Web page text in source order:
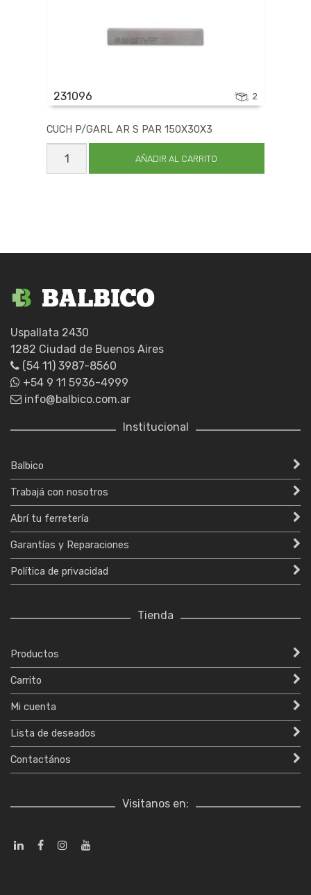
231096 2
CUCH P/GARL AR S PAR 150X30X3
CUCH
P/GARL
AR
AÑADIR AL CARRITO
Uspallata 2430
1282 Ciudad de Buenos Aires
(54 11) 3987-8560
+54 9 11 5936-4999
info@balbico.com.ar
Institucional
Balbico
Trabajá con nosotros
Abrí tu ferretería
Garantías y Reparaciones
Política de privacidad
Tienda
Productos
Carrito
Mi cuenta
Lista de deseados
Contactános
Visitanos en: